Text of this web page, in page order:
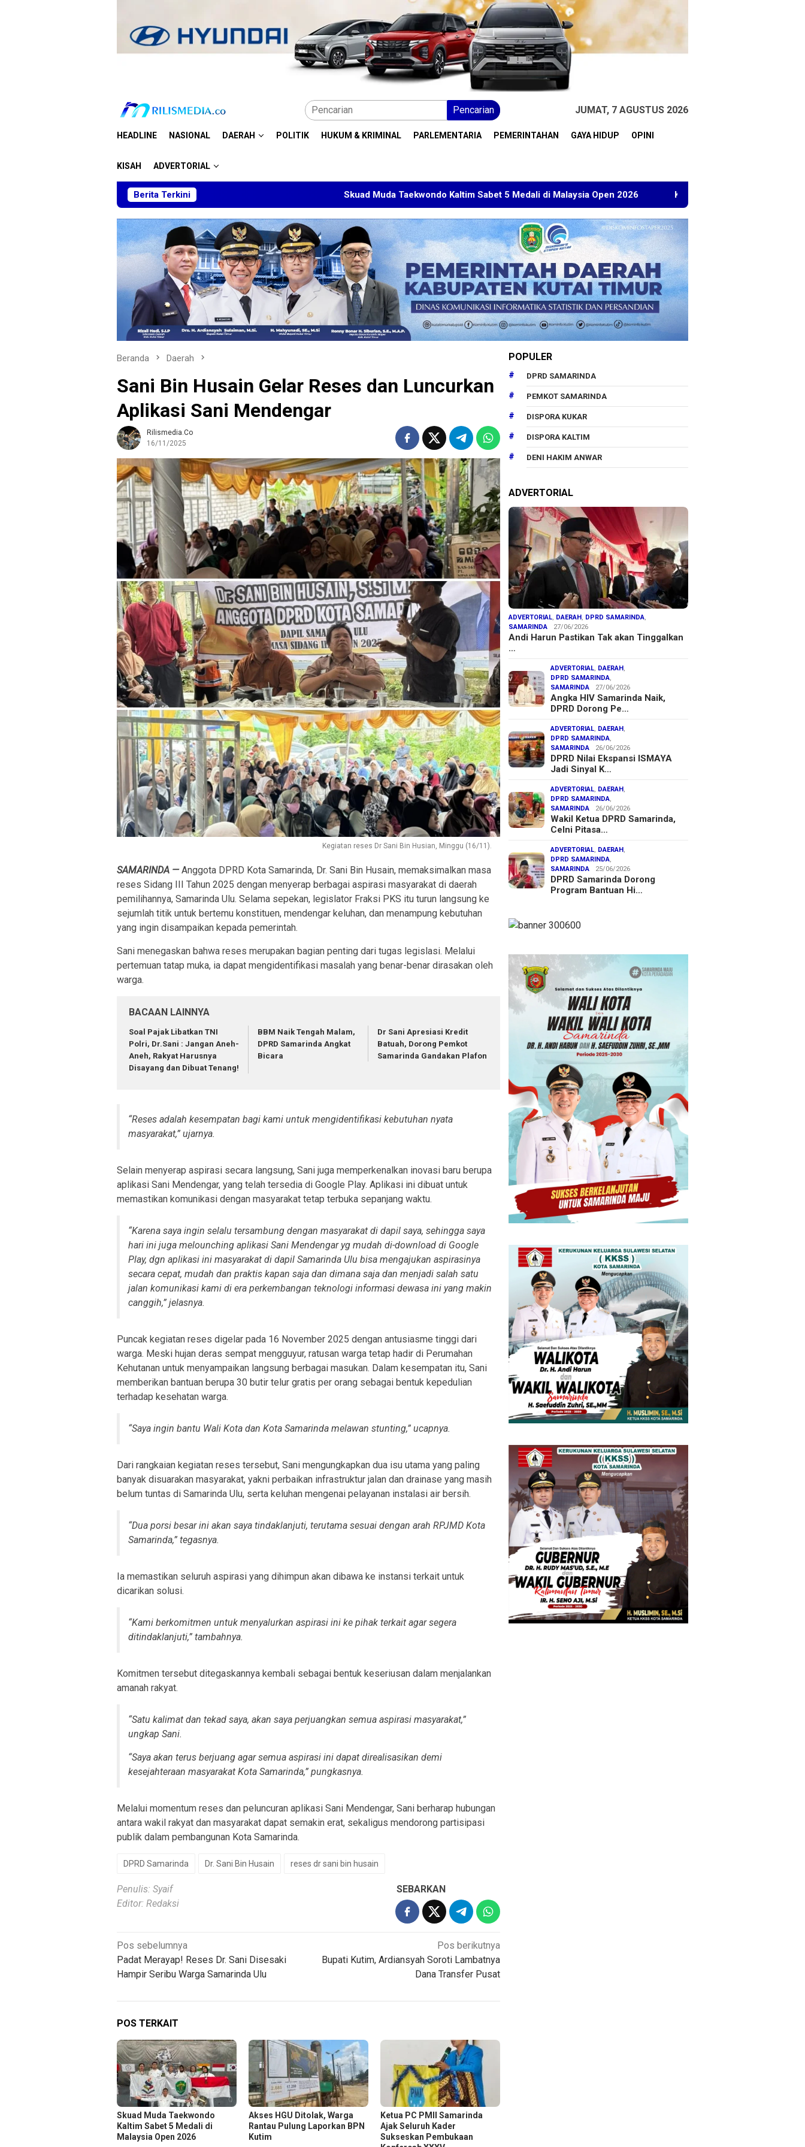
Pencarian JUMAT, 7 AGUSTUS 2026
HEADLINE NASIONAL DAERAH POLITIK HUKUM & KRIMINAL PARLEMENTARIA PEMERINTAHAN GAYA HIDUP OPINI
KISAH ADVERTORIAL
Berita Terkini Skuad Muda Taekwondo Kaltim Sabet 5 Medali di Malaysia Open 2026 Kuasa Hukum BT Minta Dakwaan Korupsi Lahan
Beranda Daerah
Sani Bin Husain Gelar Reses dan Luncurkan
Aplikasi Sani Mendengar
Rilismedia.co
16/11/2025
Kegiatan reses Dr Sani Bin Husian, Minggu (16/11).
SAMARINDA — Anggota DPRD Kota Samarinda, Dr. Sani Bin Husain, memaksimalkan masa
reses Sidang III Tahun 2025 dengan menyerap berbagai aspirasi masyarakat di daerah
pemilihannya, Samarinda Ulu. Selama sepekan, legislator Fraksi PKS itu turun langsung ke
sejumlah titik untuk bertemu konstituen, mendengar keluhan, dan menampung kebutuhan
yang ingin disampaikan kepada pemerintah.
Sani menegaskan bahwa reses merupakan bagian penting dari tugas legislasi. Melalui
pertemuan tatap muka, ia dapat mengidentifikasi masalah yang benar-benar dirasakan oleh
warga.
BACAAN LAINNYA
Soal Pajak Libatkan TNI
Polri, Dr.Sani : Jangan Aneh-
Aneh, Rakyat Harusnya
Disayang dan Dibuat Tenang!
BBM Naik Tengah Malam,
DPRD Samarinda Angkat
Bicara
Dr Sani Apresiasi Kredit
Batuah, Dorong Pemkot
Samarinda Gandakan Plafon
“Reses adalah kesempatan bagi kami untuk mengidentifikasi kebutuhan nyata
masyarakat,” ujarnya.
Selain menyerap aspirasi secara langsung, Sani juga memperkenalkan inovasi baru berupa
aplikasi Sani Mendengar, yang telah tersedia di Google Play. Aplikasi ini dibuat untuk
memastikan komunikasi dengan masyarakat tetap terbuka sepanjang waktu.
“Karena saya ingin selalu tersambung dengan masyarakat di dapil saya, sehingga saya
hari ini juga melounching aplikasi Sani Mendengar yg mudah di-download di Google
Play, dgn aplikasi ini masyarakat di dapil Samarinda Ulu bisa mengajukan aspirasinya
secara cepat, mudah dan praktis kapan saja dan dimana saja dan menjadi salah satu
jalan komunikasi kami di era perkembangan teknologi informasi dewasa ini yang makin
canggih,” jelasnya.
Puncak kegiatan reses digelar pada 16 November 2025 dengan antusiasme tinggi dari
warga. Meski hujan deras sempat mengguyur, ratusan warga tetap hadir di Perumahan
Kehutanan untuk menyampaikan langsung berbagai masukan. Dalam kesempatan itu, Sani
memberikan bantuan berupa 30 butir telur gratis per orang sebagai bentuk kepedulian
terhadap kesehatan warga.
“Saya ingin bantu Wali Kota dan Kota Samarinda melawan stunting,” ucapnya.
Dari rangkaian kegiatan reses tersebut, Sani mengungkapkan dua isu utama yang paling
banyak disuarakan masyarakat, yakni perbaikan infrastruktur jalan dan drainase yang masih
belum tuntas di Samarinda Ulu, serta keluhan mengenai pelayanan instalasi air bersih.
“Dua porsi besar ini akan saya tindaklanjuti, terutama sesuai dengan arah RPJMD Kota
Samarinda,” tegasnya.
Ia memastikan seluruh aspirasi yang dihimpun akan dibawa ke instansi terkait untuk
dicarikan solusi.
“Kami berkomitmen untuk menyalurkan aspirasi ini ke pihak terkait agar segera
ditindaklanjuti,” tambahnya.
Komitmen tersebut ditegaskannya kembali sebagai bentuk keseriusan dalam menjalankan
amanah rakyat.
“Satu kalimat dan tekad saya, akan saya perjuangkan semua aspirasi masyarakat,”
ungkap Sani.
“Saya akan terus berjuang agar semua aspirasi ini dapat direalisasikan demi
kesejahteraan masyarakat Kota Samarinda,” pungkasnya.
Melalui momentum reses dan peluncuran aplikasi Sani Mendengar, Sani berharap hubungan
antara wakil rakyat dan masyarakat dapat semakin erat, sekaligus mendorong partisipasi
publik dalam pembangunan Kota Samarinda.
DPRD Samarinda Dr. Sani Bin Husain reses dr sani bin husain
Penulis: Syaif
Editor: Redaksi
SEBARKAN
Navigasi
pos
Pos sebelumnya
Padat Merayap! Reses Dr. Sani Disesaki
Hampir Seribu Warga Samarinda Ulu
Pos berikutnya
Bupati Kutim, Ardiansyah Soroti Lambatnya
Dana Transfer Pusat
POS TERKAIT
Skuad Muda Taekwondo
Kaltim Sabet 5 Medali di
Malaysia Open 2026
Akses HGU Ditolak, Warga
Rantau Pulung Laporkan BPN
Kutim
Ketua PC PMII Samarinda
Ajak Seluruh Kader
Sukseskan Pembukaan
POPULER
DPRD SAMARINDA
PEMKOT SAMARINDA
DISPORA KUKAR
DISPORA KALTIM
DENI HAKIM ANWAR
ADVERTORIAL
ADVERTORIAL, DAERAH , DPRD SAMARINDA,
SAMARINDA
27/06/2026
Andi Harun Pastikan Tak akan Tinggalkan
…
ADVERTORIAL, DAERAH ,
DPRD SAMARINDA,
SAMARINDA
27/06/2026
Angka HIV Samarinda Naik,
DPRD Dorong Pe…
ADVERTORIAL, DAERAH ,
DPRD SAMARINDA,
SAMARINDA
26/06/2026
DPRD Nilai Ekspansi ISMAYA
Jadi Sinyal K…
ADVERTORIAL, DAERAH ,
DPRD SAMARINDA,
SAMARINDA
26/06/2026
Wakil Ketua DPRD Samarinda,
Celni Pitasa…
ADVERTORIAL, DAERAH ,
DPRD SAMARINDA,
SAMARINDA
25/06/2026
DPRD Samarinda Dorong
Program Bantuan Hi…